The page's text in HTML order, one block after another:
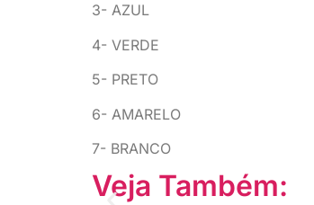
3- AZUL
4- VERDE
5- PRETO
6- AMARELO
7- BRANCO
Veja Também: